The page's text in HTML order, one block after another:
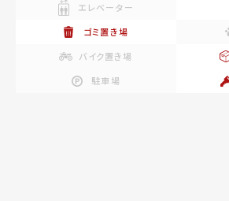
エレベーター
ゴミ置き場
バイク置き場
駐車場